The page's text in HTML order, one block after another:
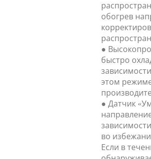
обогрев
●
быстро
этом
● Датчик
во
Если в